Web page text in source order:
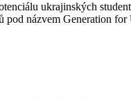
ukrajinských
pod názvem Generation